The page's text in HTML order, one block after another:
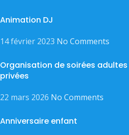
Animation DJ
14 février 2023 No Comments
Organisation de soirées
privées
22 mars 2026 No Comments
Anniversaire enfant